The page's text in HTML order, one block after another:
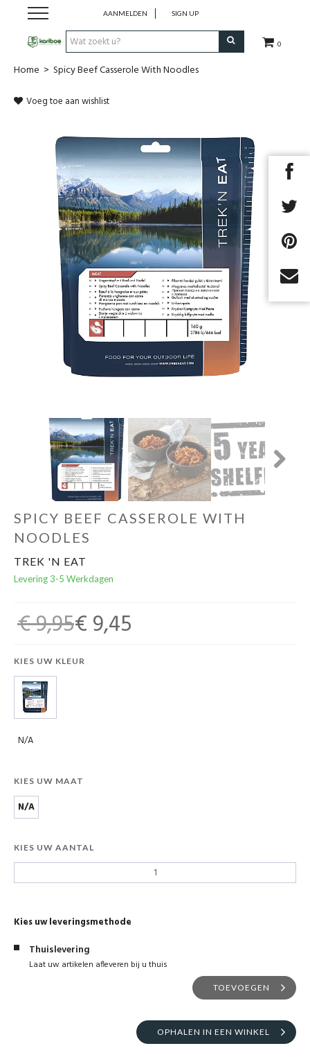
0
AANMELDEN SIGN UP
Cadeaubon
Slaapuitrusting
Rugzakken
Keuken
Voeding
Klimmen
Schoenen
Varia
Promo
Home > Spicy Beef Casserole With Noodles
Voeg toe aan wishlist
Next
SPICY BEEF CASSEROLE WITH
NOODLES
TREK 'N EAT
Levering 3-5 Werkdagen
€ 9,95€ 9,45
KIES UW KLEUR
N/A
KIES UW MAAT
N/A
KIES UW AANTAL
Kies uw leveringsmethode
Thuislevering
Laat uw artikelen afleveren bij u thuis
TOEVOEGEN
OPHALEN IN EEN WINKEL